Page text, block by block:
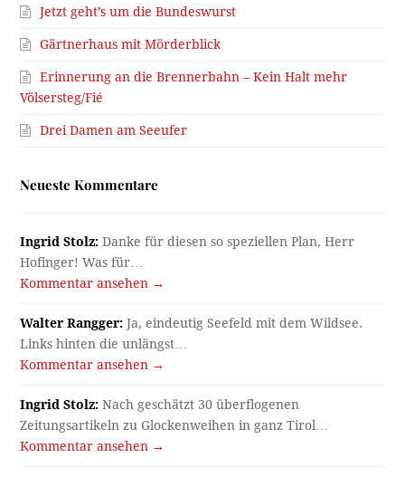
Jetzt geht’s um die Bundeswurst
Gärtnerhaus mit Mörderblick
Erinnerung an die Brennerbahn – Kein Halt mehr
Völsersteg/Fié
Drei Damen am Seeufer
Neueste Kommentare
Ingrid Stolz: Danke für diesen so speziellen Plan, Herr
Hofinger! Was für…
Kommentar ansehen →
Walter Rangger: Ja, eindeutig Seefeld mit dem Wildsee.
Links hinten die unlängst…
Kommentar ansehen →
Ingrid Stolz: Nach geschätzt 30 überflogenen
Zeitungsartikeln zu Glockenweihen in ganz Tirol…
Kommentar ansehen →